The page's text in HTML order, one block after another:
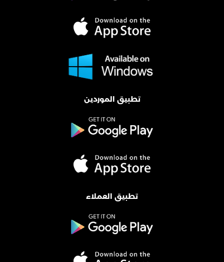
تطبيق الموردين
تطبيق العملاء